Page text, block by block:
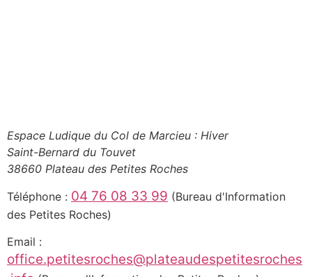
Espace Ludique du Col de Marcieu : Hiver
Saint-Bernard du Touvet
38660 Plateau des Petites Roches
Téléphone : 04 76 08 33 99 (Bureau d'Information
des Petites Roches)
Email :
office.petitesroches@plateaudespetitesroches